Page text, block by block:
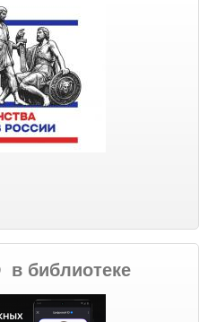
библиотеке